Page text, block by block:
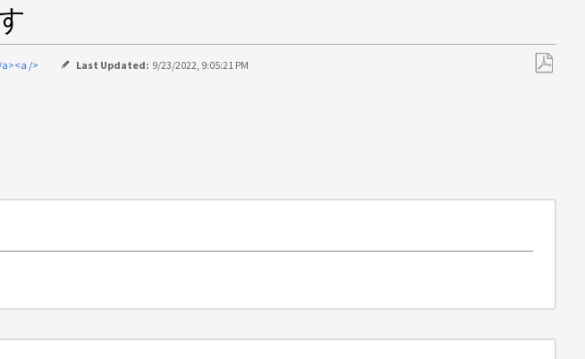
/> Last Updated: 9/23/2022, 9:05:21 PM